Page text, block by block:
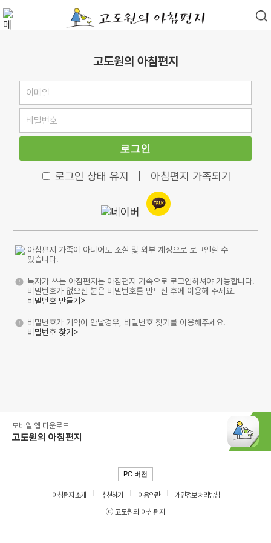
고도원의 아침편지
로그인
로그인 상태 유지 아침편지 가족되기
아침편지 가족이 아니어도 소셜 및 외부 계정으로 로그인할 수
있습니다.
독자가 쓰는 아침편지는 아침편지 가족으로 로그인하셔야 가능합니다.
비밀번호가 없으신 분은 비밀번호를 만드신 후에 이용해 주세요.
비밀번호 만들기>
비밀번호가 기억이 안날경우, 비밀번호 찾기를 이용해주세요.
비밀번호 찾기>
모바일 앱 다운로드
고도원의 아침편지
PC 버전
아침편지 소개 추천하기 이용약관
개인정보 처리방침
ⓒ 고도원의 아침편지